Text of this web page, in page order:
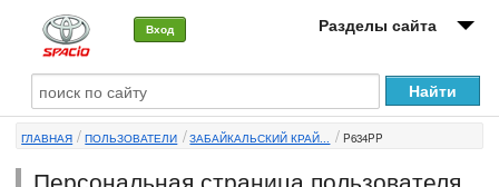
Вход Разделы сайта
О машине
Автоклуб
ГЛАВНАЯ ПОЛЬЗОВАТЕЛИ ЗАБАЙКАЛЬСКИЙ КРАЙ... P634PP
Персональная страница пользователя